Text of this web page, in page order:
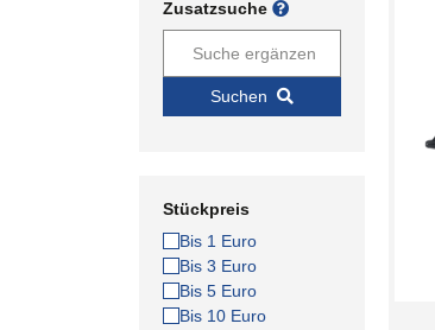
Zusatzsuche
Suchen
Stückpreis
Bis 1 Euro
Bis 3 Euro
Bis 5 Euro
Bis 10 Euro